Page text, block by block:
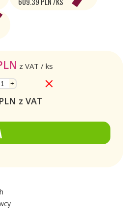
z VAT / ks
+
z VAT